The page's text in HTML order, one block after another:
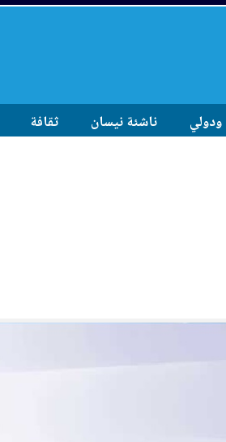
ناشئة نيسان ثقافة